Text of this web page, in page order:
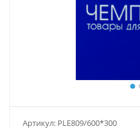
Артикул: PLE809/600*300